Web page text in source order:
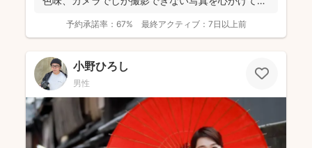
予約承諾率： 67% 最終アクティブ： 7日以上前
小野ひろし
男性